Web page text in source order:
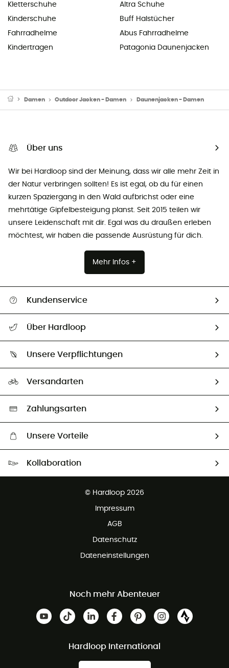
Kletterschuhe
Kinderschuhe
Fahrradhelme
Kindertragen
Altra Schuhe
Buff Halstücher
Abus Fahrradhelme
Patagonia Daunenjacken
Damen Outdoor Jacken - Damen Daunenjacken - Damen
Über uns
Wir bei Hardloop sind der Meinung, dass wir alle mehr Zeit in
der Natur verbringen sollten! Es ist egal, ob du für einen
kurzen Spaziergang in den Wald aufbrichst oder eine
mehrtätige Gipfelbesteigung planst. Seit 2015 teilen wir
unsere Leidenschaft mit dir. Egal was du draußen erleben
möchtest, wir haben die passende Ausrüstung für dich.
Mehr Infos +
Kundenservice
Größentabelle
Über Hardloop
Unsere Botschafter
Unsere Verpflichtungen
Auswahl an nachhaltigen Produkten
Versandarten
Zahlungsarten
Unsere Vorteile
Kollaboration
© Hardloop 2026
Impressum
AGB
Datenschutz
Dateneinstellungen
Noch mehr Abenteuer
Hardloop International